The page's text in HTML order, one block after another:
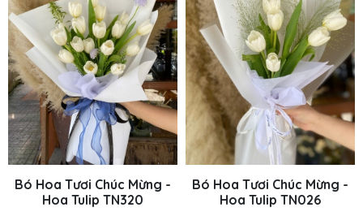
Bó Hoa Tươi Chúc Mừng -
Hoa Tulip TN320
Bó Hoa Tươi Chúc Mừng -
Hoa Tulip TN026